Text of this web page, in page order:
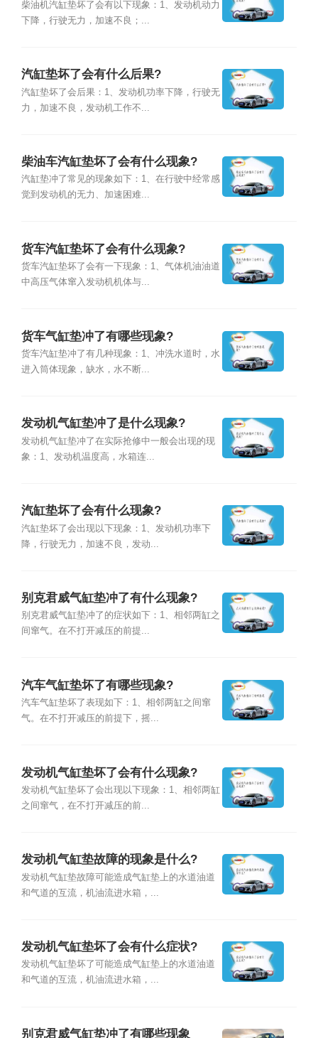
柴油机汽缸垫坏了会有以下现象：1、发动机动力
下降，行驶无力，加速不良；...
汽缸垫坏了会有什么后果?
汽缸垫坏了会后果：1、发动机功率下降，行驶无
力，加速不良，发动机工作不...
柴油车汽缸垫坏了会有什么现象?
汽缸垫冲了常见的现象如下：1、在行驶中经常感
觉到发动机的无力、加速困难...
货车汽缸垫坏了会有什么现象?
货车汽缸垫坏了会有一下现象：1、气体机油油道
中高压气体窜入发动机机体与...
货车气缸垫冲了有哪些现象?
货车汽缸垫冲了有几种现象：1、冲洗水道时，水
进入筒体现象，缺水，水不断...
发动机气缸垫冲了是什么现象?
发动机气缸垫冲了在实际抢修中一般会出现的现
象：1、发动机温度高，水箱连...
汽缸垫坏了会有什么现象?
汽缸垫坏了会出现以下现象：1、发动机功率下
降，行驶无力，加速不良，发动...
别克君威气缸垫冲了有什么现象?
别克君威气缸垫冲了的症状如下：1、相邻两缸之
间窜气。在不打开减压的前提...
汽车气缸垫坏了有哪些现象?
汽车气缸垫坏了表现如下：1、相邻两缸之间窜
气。在不打开减压的前提下，摇...
发动机气缸垫坏了会有什么现象?
发动机气缸垫坏了会出现以下现象：1、相邻两缸
之间窜气，在不打开减压的前...
发动机气缸垫故障的现象是什么?
发动机气缸垫故障可能造成气缸垫上的水道油道
和气道的互流，机油流进水箱，...
发动机气缸垫坏了会有什么症状?
发动机气缸垫坏了可能造成气缸垫上的水道油道
和气道的互流，机油流进水箱，...
别克君威气缸垫冲了有哪些现象